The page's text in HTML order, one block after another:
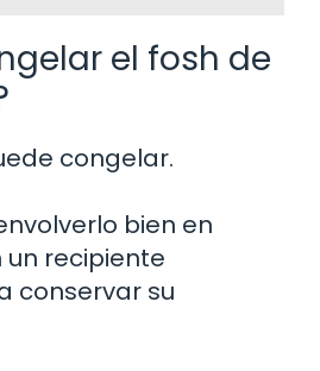
el fosh de
congelar.
bien en
recipiente
conservar su